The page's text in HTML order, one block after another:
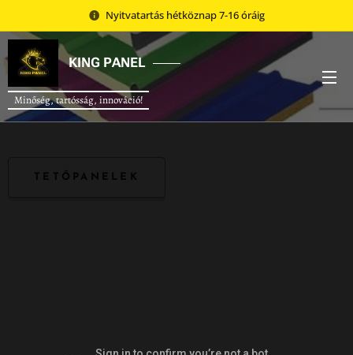
Nyitvatartás hétköznap 7-16 óráig
KING PANEL
Minőség, tartósság, innováció!
TETŐPANELEK